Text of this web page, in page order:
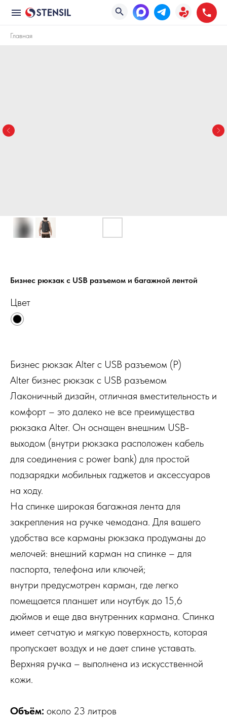
Главная
Бизнес рюкзак с USB разъемом и багажной лентой
Цвет
Бизнес рюкзак Alter с USB разъемом (Р)
Alter бизнес рюкзак с USB разъемом
Лаконичный дизайн, отличная вместительность и
комфорт – это далеко не все преимущества
рюкзака Alter. Он оснащен внешним USB-
выходом (внутри рюкзака расположен кабель
для соединения с power bank) для простой
подзарядки мобильных гаджетов и аксессуаров
на ходу.
На спинке широкая багажная лента для
закрепления на ручке чемодана. Для вашего
удобства все карманы рюкзака продуманы до
мелочей: внешний карман на спинке – для
паспорта, телефона или ключей;
внутри предусмотрен карман, где легко
помещается планшет или ноутбук до 15,6
дюймов и еще два внутренних кармана. Спинка
имеет сетчатую и мягкую поверхность, которая
пропускает воздух и не дает спине уставать.
Верхняя ручка – выполнена из искусственной
кожи.
Объём: около 23 литров